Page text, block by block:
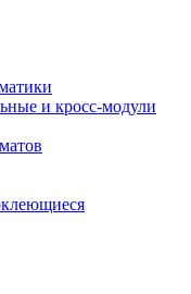
и кросс-модули